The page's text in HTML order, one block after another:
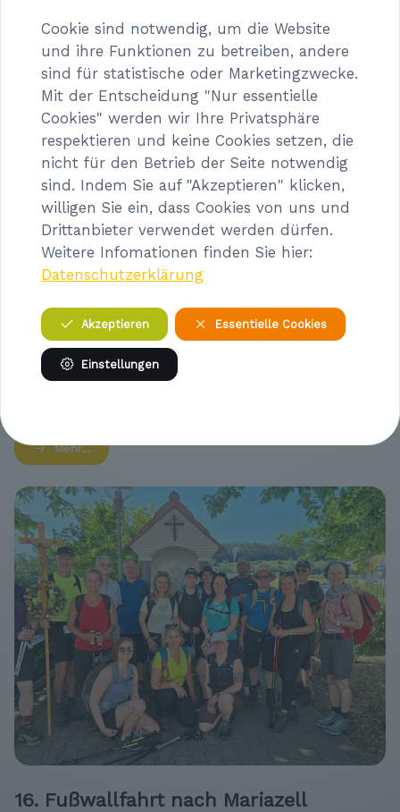
Herzliche Einladung zum
Kellergassenfest 2026
Am 11. Juli 2026 ab 15 Uhr veranstaltet der Verein
Hospiz Melk mit tatkräftiger Unterstützung vieler
Ehrenamtlicher, Freunde und Mitarbeiter:innen
das traditionelle Kellergassenfest in Pöverding.
Heurigenschmankerl liebevoll zubereitet,
zahlreiche Mehlspeisen und gute Weine warten
auf die Gäste. Der Gewinn kommt den
Bewohner:innen des Stationären Hospiz und der
Pflege- und Betreuungszentrums Melk zugute.
Mehr…
16. Fußwallfahrt nach Mariazell
Cookie sind notwendig, um die Website
und ihre Funktionen zu betreiben, andere
sind für statistische oder Marketingzwecke.
Mit der Entscheidung "Nur essentielle
Cookies" werden wir Ihre Privatsphäre
respektieren und keine Cookies setzen, die
nicht für den Betrieb der Seite notwendig
sind. Indem Sie auf "Akzeptieren" klicken,
willigen Sie ein, dass Cookies von uns und
Drittanbieter verwendet werden dürfen.
Weitere Infomationen finden Sie hier:
Datenschutzerklärung
Akzeptieren Essentielle Cookies
Einstellungen